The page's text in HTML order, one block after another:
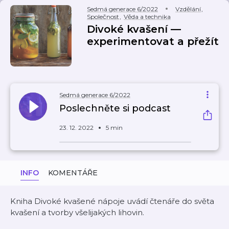
Sedmá generace 6/2022 Vzdělání,
Společnost, Věda a technika
Divoké kvašení —
experimentovat a přežít
Sedmá generace 6/2022
Poslechněte si podcast
23. 12. 2022 5 min
INFO KOMENTÁŘE
Kniha Divoké kvašené nápoje uvádí čtenáře do světa
kvašení a tvorby všelijakých lihovin.